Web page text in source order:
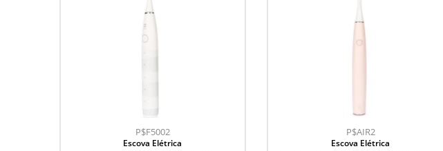
P$F5002
Escova Elétrica
P$AIR2
Escova Elétrica